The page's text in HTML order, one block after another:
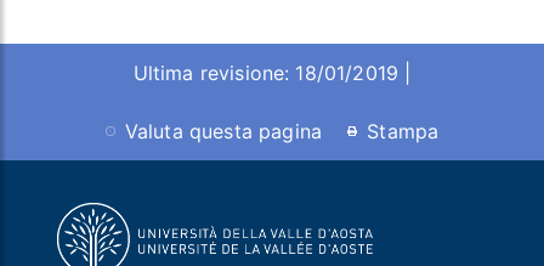
Ultima revisione: 18/01/2019 |
Valuta questa pagina Stampa